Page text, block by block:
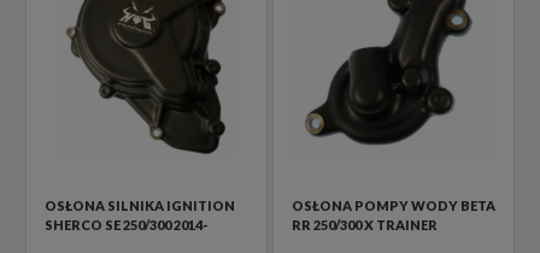
OSŁONA SILNIKA IGNITION
SHERCO SE 250/300 2014-
OSŁONA POMPY WODY BETA
RR 250/300 X TRAINER